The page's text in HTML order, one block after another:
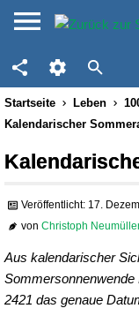
Startseite Leben
Kalendarischer
Veröffentlicht: 17.
vonChristoph
Aus kalendarischer
Sommersonnenwende
2421 das genaue